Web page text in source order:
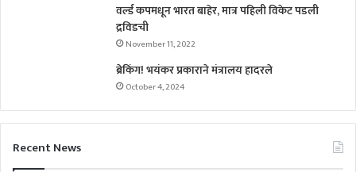
वर्ल्ड कपमधून भारत बाहेर, मात्र पहिली विकेट पडली
द्रविडची
November 11, 2022
ब्रेकिंग! भयंकर प्रकाराने मंत्रालय हादरले
October 4, 2024
Recent News